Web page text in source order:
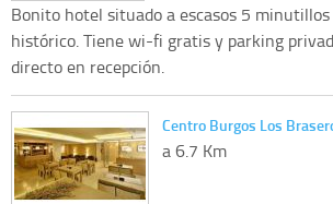
Bonito hotel situado a escasos 5
histórico. Tiene wi-fi gratis y parking
directo en recepción.
Centro Burgos Los
a 6.7 Km